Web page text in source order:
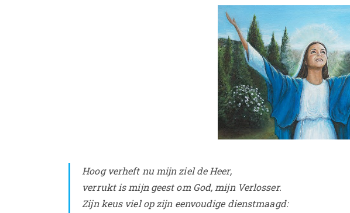
Hoog verheft nu mijn ziel de Heer,
verrukt is mijn geest om God, mijn Verlosser.
Zijn keus viel op zijn eenvoudige dienstmaagd: